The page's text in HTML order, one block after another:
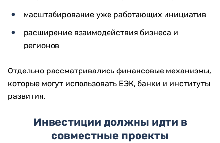
масштабирование уже работающих инициатив
расширение взаимодействия бизнеса и
регионов
Отдельно рассматривались финансовые механизмы,
которые могут использовать ЕЭК, банки и институты
развития.
Инвестиции должны идти в
совместные проекты